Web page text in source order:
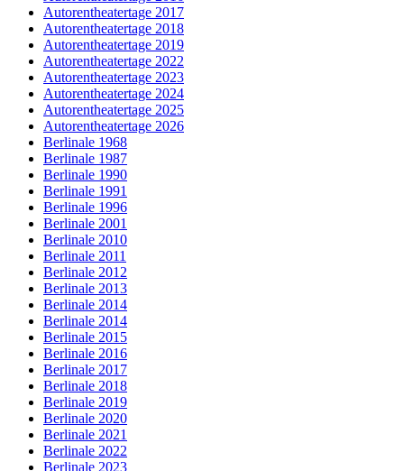
Autorentheatertage 2017
Autorentheatertage 2018
Autorentheatertage 2019
Autorentheatertage 2022
Autorentheatertage 2023
Autorentheatertage 2024
Autorentheatertage 2025
Autorentheatertage 2026
Berlinale 1968
Berlinale 1987
Berlinale 1990
Berlinale 1991
Berlinale 1996
Berlinale 2001
Berlinale 2010
Berlinale 2011
Berlinale 2012
Berlinale 2013
Berlinale 2014
Berlinale 2014
Berlinale 2015
Berlinale 2016
Berlinale 2017
Berlinale 2018
Berlinale 2019
Berlinale 2020
Berlinale 2021
Berlinale 2022
Berlinale 2023